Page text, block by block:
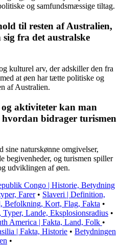
og samfundsmæssige tiltag.
til resten af Australien,
fra det australske
kulturel arv, der adskiller den fra
at øen har tætte politiske og
af Australien.
aktiviteter kan man
hvordan bidrager turismen
sine naturskønne omgivelser,
begivenheder, og turismen spiller
udviklingen af øen.
Congo | Historie, Betydning
Farer• Slaveri | Definition,
Befolkning, Kort, Flag, Fakta •
Lande, Eksplosionsradius •
America | Fakta, Land, Folk •
| Fakta, Historie • Betydningen
•